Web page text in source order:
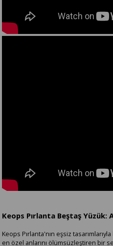
Keops Pırlanta Beştaş Yüzük:
Keops Pırlanta'nın eşsiz
en özel anlarını ölümsüzleştiren bir